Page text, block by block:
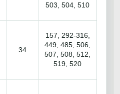
503, 504, 510
34
157, 292-316,
449, 485, 506,
507, 508, 512,
519, 520